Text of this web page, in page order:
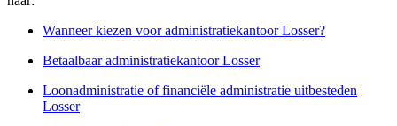
Wanneer kiezen voor administratiekantoor Losser?
Betaalbaar administratiekantoor Losser
Loonadministratie of financiële administratie uitbesteden
Losser